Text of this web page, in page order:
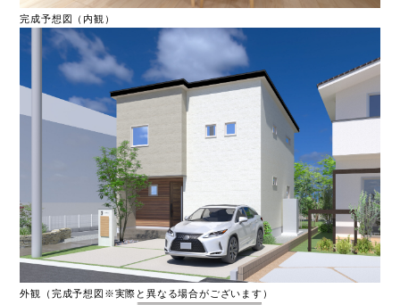
完成予想図（内観）
外観（完成予想図※実際と異なる場合がございます）